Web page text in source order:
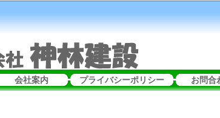
会社案内 プライバシーポリシー お問合